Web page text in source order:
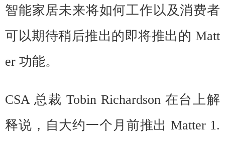
智能家居未来将如何工作以及消费者
可以期待稍后推出的即将推出的 Matt
er 功能。
CSA 总裁 Tobin Richardson 在台上解
释说，自大约一个月前推出 Matter 1.